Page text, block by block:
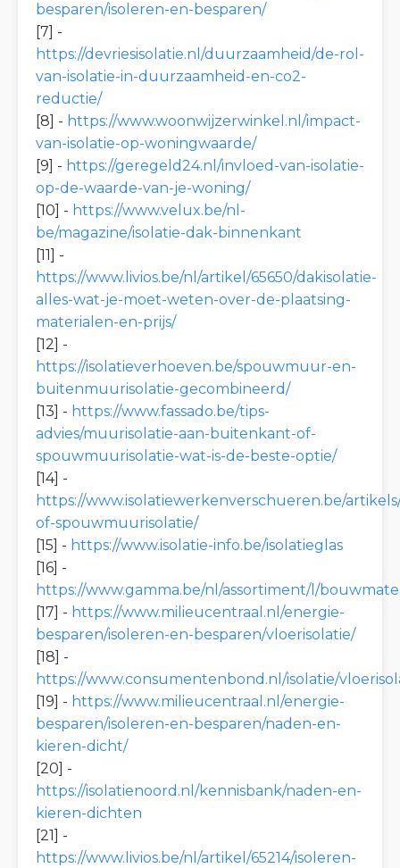
besparen/isoleren-en-besparen/
[7] -
https://devriesisolatie.nl/duurzaamheid/de-rol-
van-isolatie-in-duurzaamheid-en-co2-
reductie/
[8] - https://www.woonwijzerwinkel.nl/impact-
van-isolatie-op-woningwaarde/
[9] - https://geregeld24.nl/invloed-van-isolatie-
op-de-waarde-van-je-woning/
[10] - https://www.velux.be/nl-
be/magazine/isolatie-dak-binnenkant
[11] -
https://www.livios.be/nl/artikel/65650/dakisolatie-
alles-wat-je-moet-weten-over-de-plaatsing-
materialen-en-prijs/
[12] -
https://isolatieverhoeven.be/spouwmuur-en-
buitenmuurisolatie-gecombineerd/
[13] - https://www.fassado.be/tips-
advies/muurisolatie-aan-buitenkant-of-
spouwmuurisolatie-wat-is-de-beste-optie/
[14] -
https://www.isolatiewerkenverschueren.be/
of-spouwmuurisolatie/
[15] - https://www.isolatie-info.be/isolatieglas
[16] -
https://www.gamma.be/nl/assortiment/l/
[17] - https://www.milieucentraal.nl/energie-
besparen/isoleren-en-besparen/vloerisolatie/
[18] -
https://www.consumentenbond.nl/isolatie/
[19] - https://www.milieucentraal.nl/energie-
besparen/isoleren-en-besparen/naden-en-
kieren-dicht/
[20] -
https://isolatienoord.nl/kennisbank/naden-en-
kieren-dichten
[21] -
https://www.livios.be/nl/artikel/65214/isoleren-